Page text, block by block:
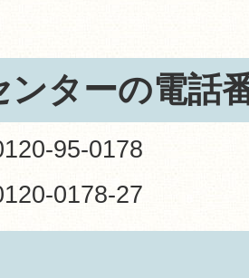
ンターの電話
95-0178
0178-27